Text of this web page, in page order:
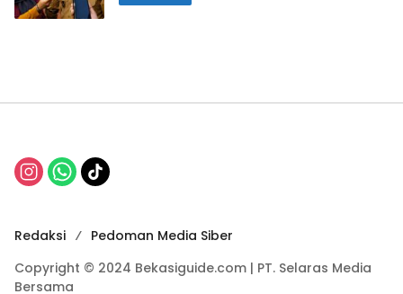
Redaksi
Pedoman Media Siber
Copyright © 2024 Bekasiguide.com | PT. Selaras Media
Bersama